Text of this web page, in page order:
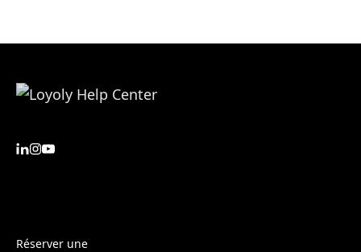
Réserver une